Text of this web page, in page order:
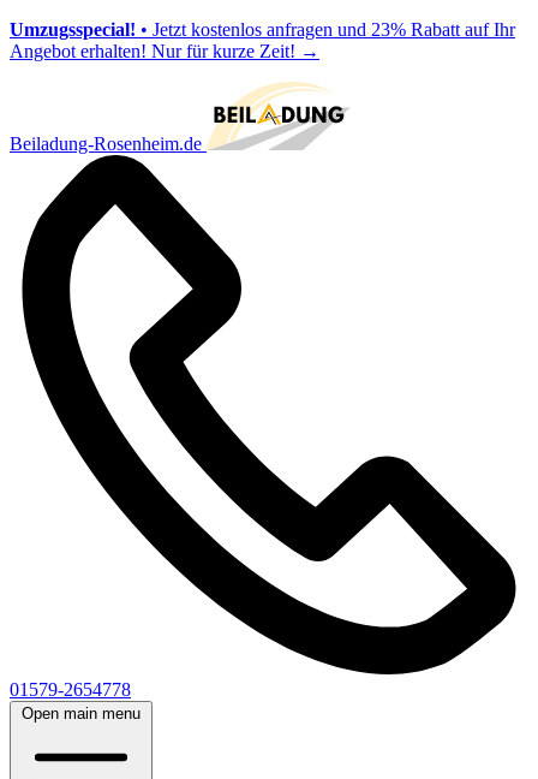
Umzugsspecial! • Jetzt kostenlos anfragen und 23% Rabatt auf Ihr
Angebot erhalten! Nur für kurze Zeit! →
Beiladung-Rosenheim.de
01579-2654778
Open main menu